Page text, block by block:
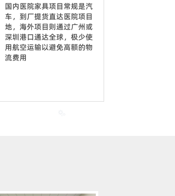
国内医院家具项目常规是汽
车，到厂提货直达医院项目
地，海外项目则通过广州或
深圳港口通达全球，极少使
用航空运输以避免高额的物
流费用